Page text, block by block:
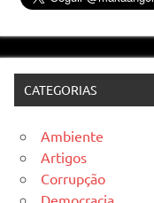
CATEGORIAS
Ambiente
Artigos
Corrupção